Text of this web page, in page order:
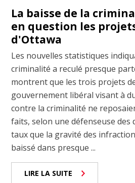
La baisse de la
en question les
d'Ottawa
Les nouvelles statistiques
criminalité a reculé presque
montrent que les trois projets
gouvernement libéral visant à
contre la criminalité ne
faits, selon une défenseuse des
taux que la gravité des
baissé dans presque ...
LIRE LA SUITE